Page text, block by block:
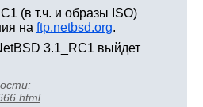
(в т.ч. и образы ISO)
на ftp.netbsd.org.
3.1_RC1 выйдет
.